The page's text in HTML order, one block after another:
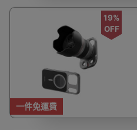
一件免運費
19%
OFF